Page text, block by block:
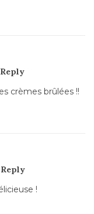
Reply
crèmes brûlées !!
Reply
!